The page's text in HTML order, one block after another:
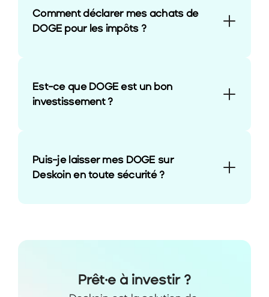
Comment déclarer mes achats de
DOGE pour les impôts ?
Est-ce que DOGE est un bon
investissement ?
Puis-je laisser mes DOGE sur
Deskoin en toute sécurité ?
Prêt·e à investir ?